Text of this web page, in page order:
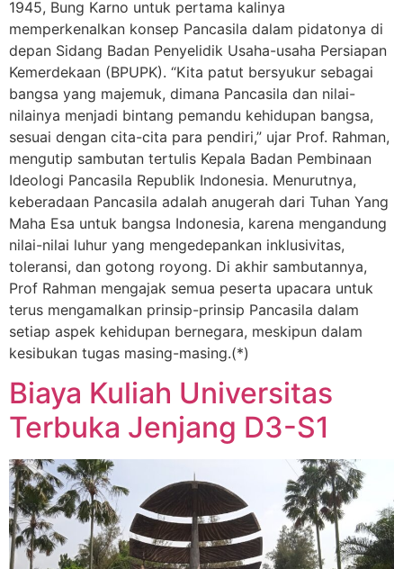
1945, Bung Karno untuk pertama kalinya
memperkenalkan konsep Pancasila dalam pidatonya di
depan Sidang Badan Penyelidik Usaha-usaha Persiapan
Kemerdekaan (BPUPK). “Kita patut bersyukur sebagai
bangsa yang majemuk, dimana Pancasila dan nilai-
nilainya menjadi bintang pemandu kehidupan bangsa,
sesuai dengan cita-cita para pendiri,” ujar Prof. Rahman,
mengutip sambutan tertulis Kepala Badan Pembinaan
Ideologi Pancasila Republik Indonesia. Menurutnya,
keberadaan Pancasila adalah anugerah dari Tuhan Yang
Maha Esa untuk bangsa Indonesia, karena mengandung
nilai-nilai luhur yang mengedepankan inklusivitas,
toleransi, dan gotong royong. Di akhir sambutannya,
Prof Rahman mengajak semua peserta upacara untuk
terus mengamalkan prinsip-prinsip Pancasila dalam
setiap aspek kehidupan bernegara, meskipun dalam
kesibukan tugas masing-masing.(*)
Biaya Kuliah Universitas
Terbuka Jenjang D3-S1